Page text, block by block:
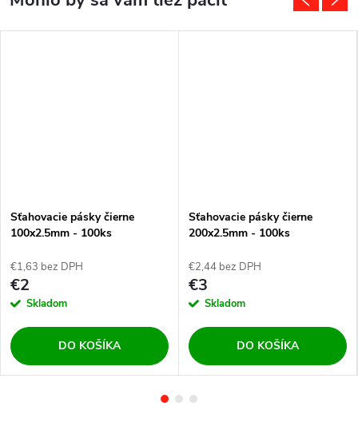
Sťahovacie pásky čierne
100x2.5mm - 100ks
€1,63 bez DPH
€2
Skladom
DO KOŠÍKA
Sťahovacie pásky čierne
200x2.5mm - 100ks
€2,44 bez DPH
€3
Skladom
DO KOŠÍKA